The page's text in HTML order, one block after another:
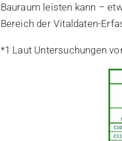
Bauraum leisten kann –
Bereich der Vitaldaten-
*1 Laut Untersuchungen